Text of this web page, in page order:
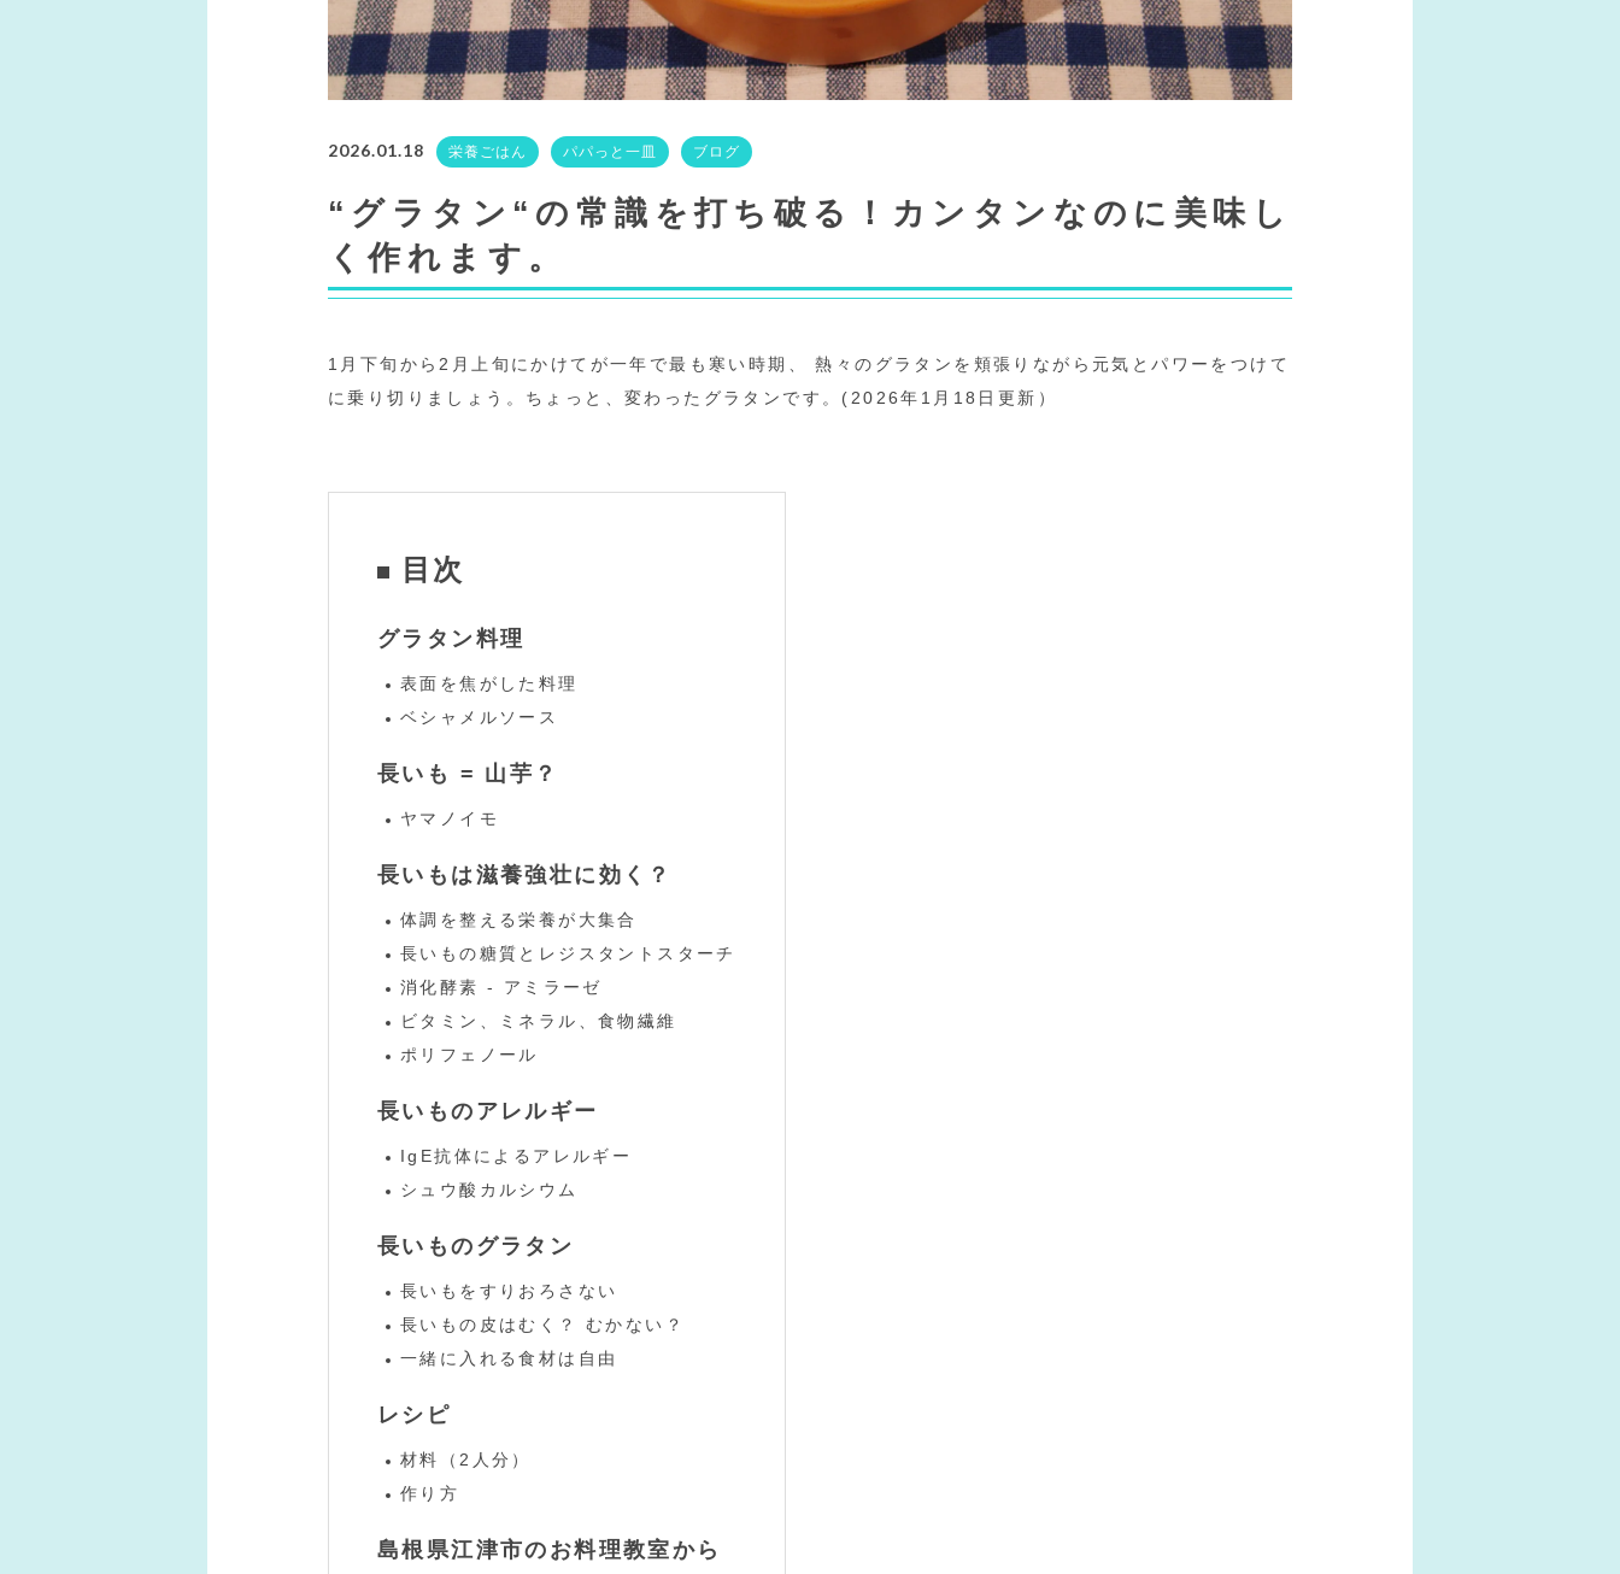
2026.01.18 栄養ごはん パパっと一皿 ブログ
“グラタン“の常識を打ち破る！カンタンなのに美味し
く作れます。
1月下旬から2月上旬にかけてが一年で最も寒い時期、 熱々のグラタンを頬張りながら元気とパワーをつけて
に乗り切りましょう。ちょっと、変わったグラタンです。(2026年1月18日更新）
目次
グラタン料理
表面を焦がした料理
ベシャメルソース
長いも = 山芋？
ヤマノイモ
長いもは滋養強壮に効く？
体調を整える栄養が大集合
長いもの糖質とレジスタントスターチ
消化酵素 - アミラーゼ
ビタミン、ミネラル、食物繊維
ポリフェノール
長いものアレルギー
IgE抗体によるアレルギー
シュウ酸カルシウム
長いものグラタン
長いもをすりおろさない
長いもの皮はむく？ むかない？
一緒に入れる食材は自由
レシピ
材料（2人分）
作り方
島根県江津市のお料理教室から